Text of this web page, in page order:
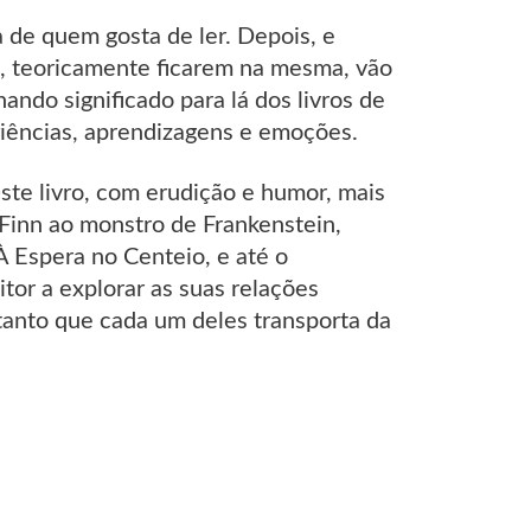
quem gosta de ler. Depois, e
teoricamente ficarem na mesma, vão
significado para lá dos livros de
aprendizagens e emoções.
livro, com erudição e humor, mais
ao monstro de Frankenstein,
Espera no Centeio, e até o
a explorar as suas relações
que cada um deles transporta da